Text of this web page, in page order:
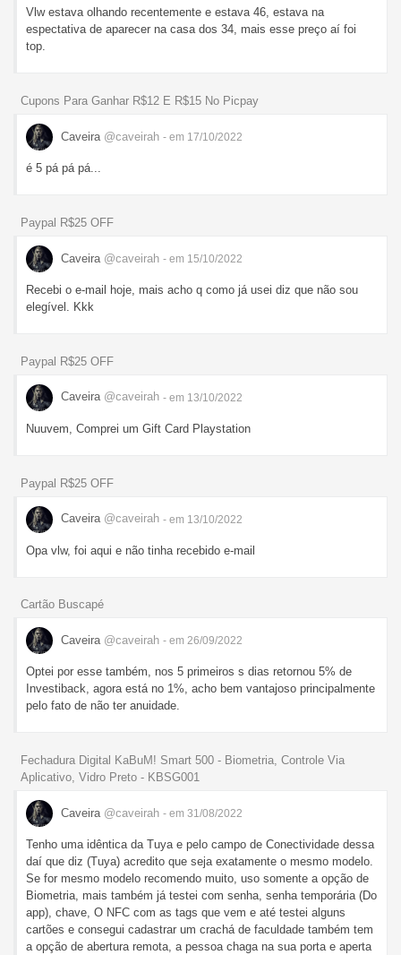
Vlw estava olhando recentemente e estava 46, estava na
espectativa de aparecer na casa dos 34, mais esse preço aí foi
top.
Cupons Para Ganhar R$12 E R$15 No Picpay
Caveira @caveirah - em 17/10/2022
é 5 pá pá pá...
Paypal R$25 OFF
Caveira @caveirah - em 15/10/2022
Recebi o e-mail hoje, mais acho q como já usei diz que não sou
elegível. Kkk
Paypal R$25 OFF
Caveira @caveirah - em 13/10/2022
Nuuvem, Comprei um Gift Card Playstation
Paypal R$25 OFF
Caveira @caveirah - em 13/10/2022
Opa vlw, foi aqui e não tinha recebido e-mail
Cartão Buscapé
Caveira @caveirah - em 26/09/2022
Optei por esse também, nos 5 primeiros s dias retornou 5% de
Investiback, agora está no 1%, acho bem vantajoso principalmente
pelo fato de não ter anuidade.
Fechadura Digital KaBuM! Smart 500 - Biometria, Controle Via
Aplicativo, Vidro Preto - KBSG001
Caveira @caveirah - em 31/08/2022
Tenho uma idêntica da Tuya e pelo campo de Conectividade dessa
daí que diz (Tuya) acredito que seja exatamente o mesmo modelo.
Se for mesmo modelo recomendo muito, uso somente a opção de
Biometria, mais também já testei com senha, senha temporária (Do
app), chave, O NFC com as tags que vem e até testei alguns
cartões e consegui cadastrar um crachá de faculdade também tem
a opção de abertura remota, a pessoa chaga na sua porta e aperta